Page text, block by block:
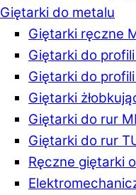
Giętarki do metalu
Giętarki ręczne
Giętarki do profili
Giętarki do profili
Giętarki
Giętarki do rur
Giętarki do rur
Ręczne giętarki